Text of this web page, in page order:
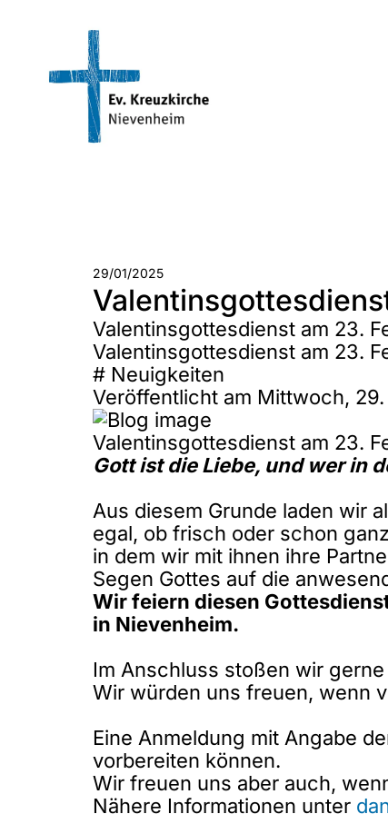
29/01/2025
Valentinsgottesdienst am 23.
Valentinsgottesdienst am 23.
# Neuigkeiten
Veröffentlicht am Mittwoch,
Valentinsgottesdienst am 23.
Gott ist die Liebe, und wer in
Aus diesem Grunde laden wir
egal, ob frisch oder schon
in dem wir mit ihnen ihre
Segen Gottes auf die
Wir feiern diesen
in Nievenheim.
Im Anschluss stoßen wir
Wir würden uns freuen, wenn
Eine Anmeldung mit Angabe
vorbereiten können.
Wir freuen uns aber auch,
Nähere Informationen unter